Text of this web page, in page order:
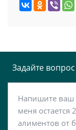
Задайте